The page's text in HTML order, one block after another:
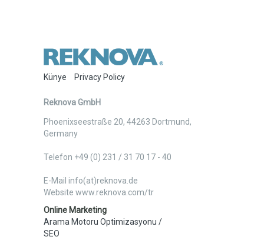
Künye Privacy Policy
Reknova GmbH
Phoenixseestraße 20, 44263 Dortmund,
Germany
Telefon +49 (0) 231 / 31 70 17 - 40
E-Mail info(at)reknova.de
Website www.reknova.com/tr
Online Marketing
Arama Motoru Optimizasyonu /
SEO